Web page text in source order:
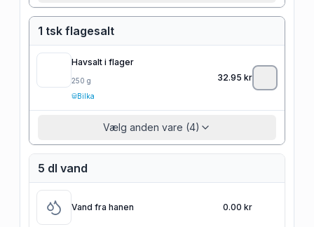
1 tsk flagesalt
Havsalt i flager
250 g
Bilka
32.95 kr
Vælg anden vare (4)
5 dl vand
Vand fra hanen 0.00 kr